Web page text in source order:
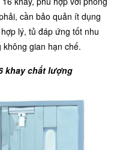
cần bảo quản ít dụng
lý, tủ đáp ứng tốt nhu
gian hạn chế.
khay chất lượng